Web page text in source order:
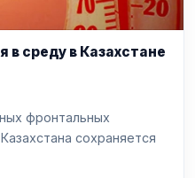
в среду в Казахстане
фронтальных
сохраняется